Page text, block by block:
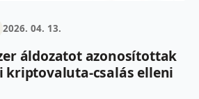
2026. 04. 13.
áldozatot azonosítottak
kriptovaluta-csalás elleni